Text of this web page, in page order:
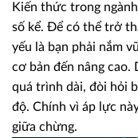
Kiến thức trong
số kể. Để có thể trở
yếu là bạn phải nắm
cơ bản đến nâng cao.
quá trình dài, đòi hỏi
độ. Chính vì áp lực
giữa chừng.